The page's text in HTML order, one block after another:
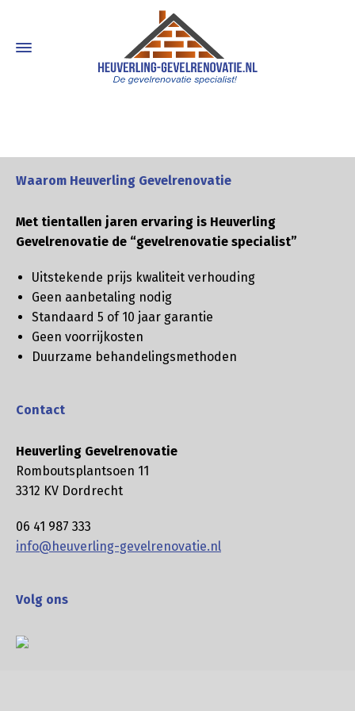
Waarom Heuverling Gevelrenovatie
Met tientallen jaren ervaring is Heuverling
Gevelrenovatie de “gevelrenovatie specialist”
Uitstekende prijs kwaliteit verhouding
Geen aanbetaling nodig
Standaard 5 of 10 jaar garantie
Geen voorrijkosten
Duurzame behandelingsmethoden
Contact
Heuverling Gevelrenovatie
Romboutsplantsoen 11
3312 KV Dordrecht
06 41 987 333
info@heuverling-gevelrenovatie.nl
Volg ons